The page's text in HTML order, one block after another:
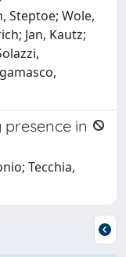
Steptoe; Wole,
Jan, Kautz;
in
Tecchia,